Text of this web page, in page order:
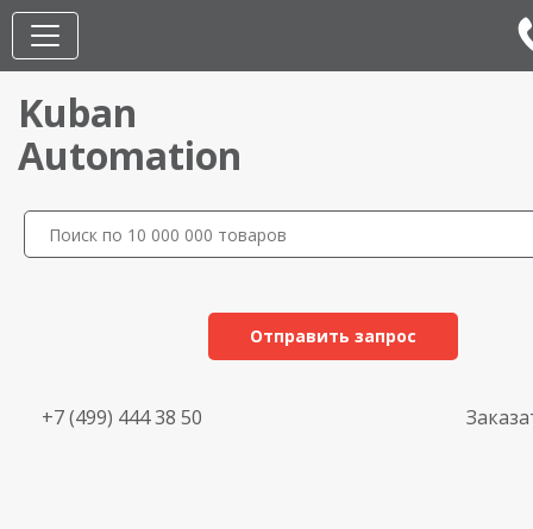
Kuban
Automation
Отправить запрос
+7 (499) 444 38 50